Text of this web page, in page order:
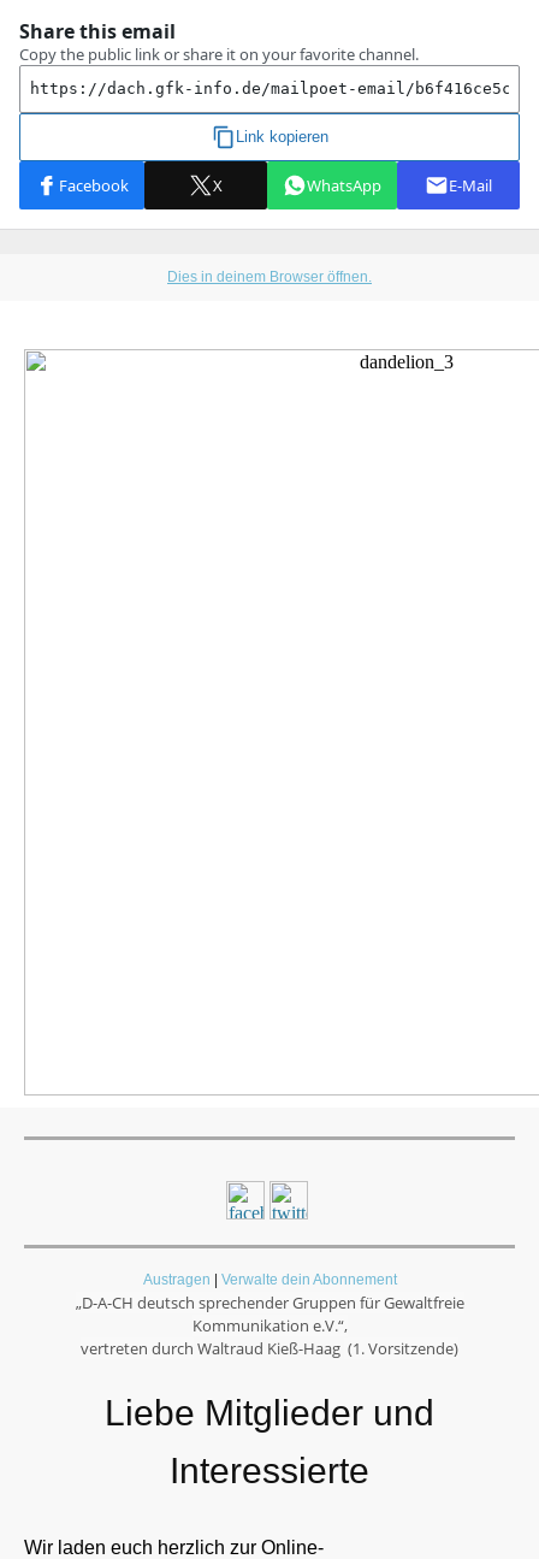
Dies in deinem Browser öffnen.
Austragen Verwalte dein Abonnement
„D-A-CH deutsch sprechender Gruppen für Gewaltfreie
Kommunikation e.V.“,
vertreten durch Waltraud Kieß-Haag (1. Vorsitzende)
Liebe Mitglieder und
Interessierte
Wir laden euch herzlich zur Online-